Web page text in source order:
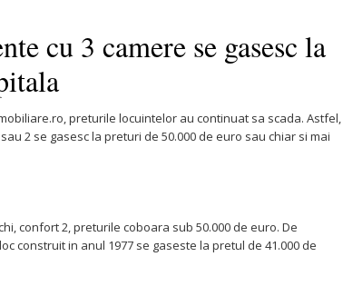
cu 3 camere se gasesc la
preturile locuintelor au continuat sa scada. Astfel,
2 se gasesc la preturi de 50.000 de euro sau chiar si mai
confort 2, preturile coboara sub 50.000 de euro. De
construit in anul 1977 se gaseste la pretul de 41.000 de